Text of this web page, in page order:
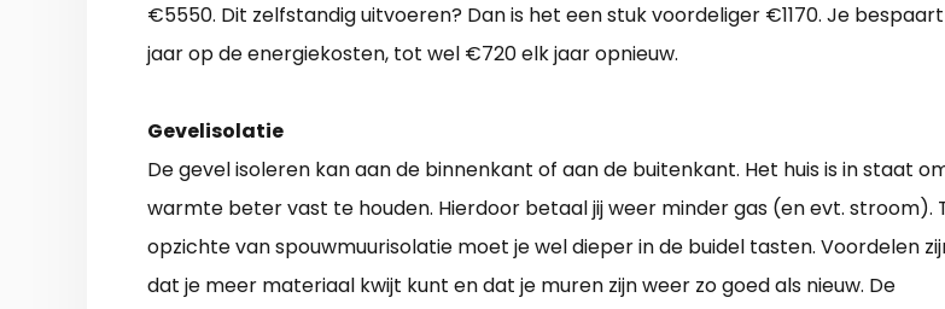
€5550. Dit zelfstandig uitvoeren? Dan is het een stuk voordeliger €1170. Je
jaar op de energiekosten, tot wel €720 elk jaar opnieuw.
Gevelisolatie
De gevel isoleren kan aan de binnenkant of aan de buitenkant. Het huis is in staat
warmte beter vast te houden. Hierdoor betaal jij weer minder gas (en evt. stroom).
opzichte van spouwmuurisolatie moet je wel dieper in de buidel tasten. Voordelen
dat je meer materiaal kwijt kunt en dat je muren zijn weer zo goed als nieuw. De